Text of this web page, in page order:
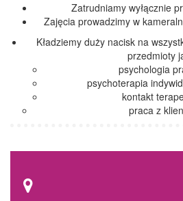
Zatrudniamy wyłącznie
Zajęcia prowadzimy w
Kładziemy duży nacisk na
przedmioty
psychologia
psychoterapia
kontakt
praca z